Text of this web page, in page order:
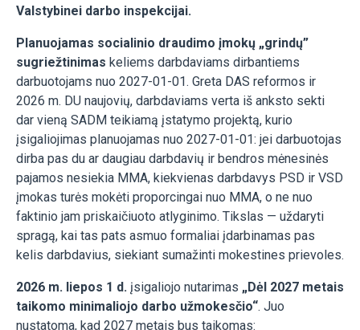
Valstybinei darbo inspekcijai.
Planuojamas socialinio draudimo įmokų „grindų”
sugriežtinimas keliems darbdaviams dirbantiems
darbuotojams nuo 2027-01-01. Greta DAS reformos ir
2026 m. DU naujovių, darbdaviams verta iš anksto sekti
dar vieną SADM teikiamą įstatymo projektą, kurio
įsigaliojimas planuojamas nuo 2027-01-01: jei darbuotojas
dirba pas du ar daugiau darbdavių ir bendros mėnesinės
pajamos nesiekia MMA, kiekvienas darbdavys PSD ir VSD
įmokas turės mokėti proporcingai nuo MMA, o ne nuo
faktinio jam priskaičiuoto atlyginimo. Tikslas — uždaryti
spragą, kai tas pats asmuo formaliai įdarbinamas pas
kelis darbdavius, siekiant sumažinti mokestines prievoles.
2026 m. liepos 1 d. įsigaliojo nutarimas „Dėl 2027 metais
taikomo minimaliojo darbo užmokesčio“. Juo
nustatoma, kad 2027 metais bus taikomas: